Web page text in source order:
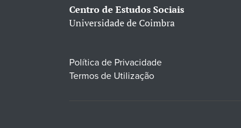
Centro de Estudos Sociais
Universidade de Coimbra
Política de Privacidade
Termos de Utilização